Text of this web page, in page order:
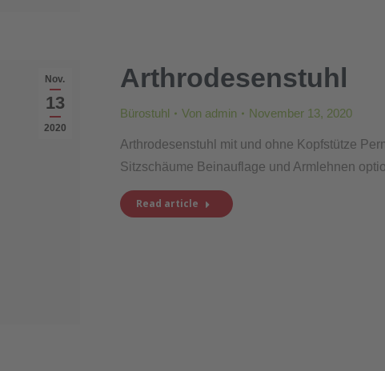
Nov.
13
2020
Arthrodesenstuhl
Bürostuhl Von admin November 13, 2020
Arthrodesenstuhl mit und ohne Kopfstütze
Sitzschäume Beinauflage und Armlehnen
Read article